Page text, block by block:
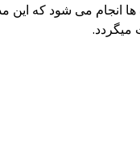
انجام می شود که